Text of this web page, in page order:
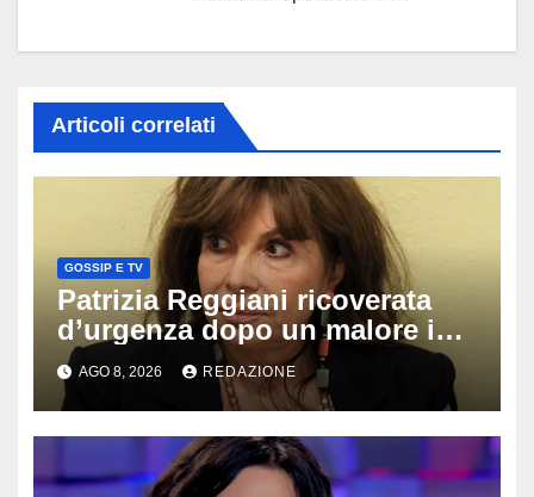
Articoli correlati
GOSSIP E TV
Patrizia Reggiani ricoverata
d’urgenza dopo un malore in
vacanza: come sta oggi l’ex
Lady Gucci
AGO 8, 2026 REDAZIONE